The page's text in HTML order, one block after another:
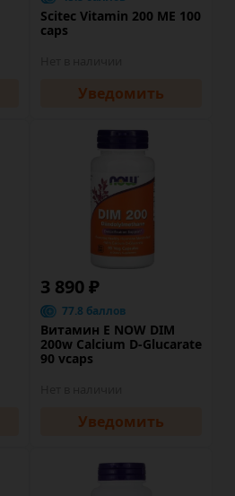
Scitec Vitamin 200 ME 100
caps
Уведомить
3 890 ₽
77.8 баллов
Витамин Е NOW DIM
200w Calcium D-Glucarate
90 vcaps
Уведомить